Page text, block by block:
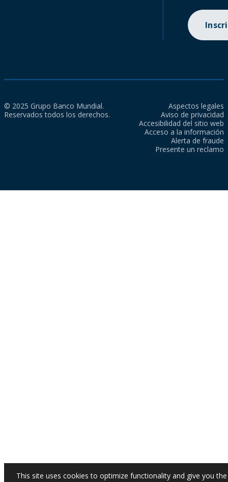
© 2025 Grupo Banco Mundial.
Reservados todos los derechos.
Aspectos legales
Aviso de privacidad
Accesibilidad del sitio web
Acceso a la información
Alerta de fraude
Presente un reclamo
This site uses cookies to optimize functionality and give you